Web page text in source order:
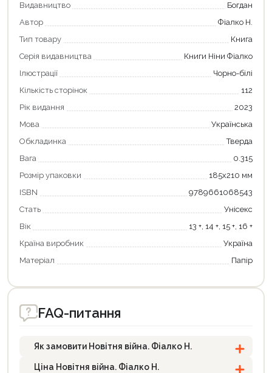
Видавництво
Богдан
Автор
Фіалко Н.
Тип товару
Книга
Серія видавництва
Книги Ніни Фіалко
Ілюстрації
Чорно-білі
Кількість сторінок
112
Рік видання
2023
Мова
Українська
Обкладинка
Тверда
Вага
0.315
Розмір упаковки
185х210 мм
ISBN
9789661068543
Стать
Унісекс
Вік
13 +, 14 +, 15 +, 16 +
Країна виробник
Україна
Матеріал
Папір
FAQ-питання
Як замовити Новітня війна. Фіалко Н.
Ціна Новітня війна. Фіалко Н.